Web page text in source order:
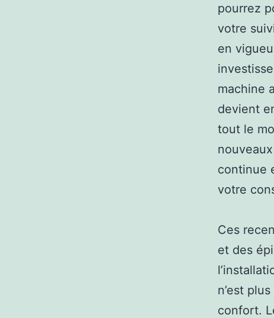
pourrez
votre
en
machine
devient
tout le
continue
votre
Ces
et des
n’est
confort.